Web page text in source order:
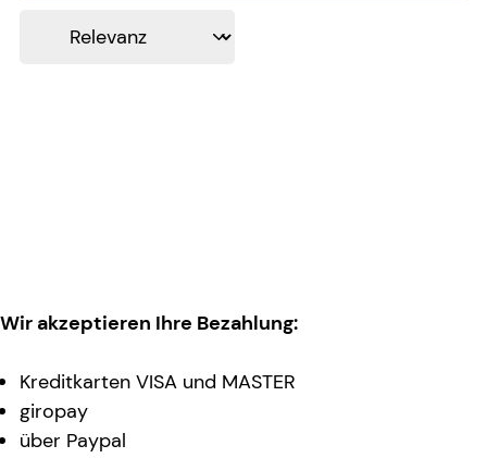
Wir akzeptieren Ihre Bezahlung:
Kreditkarten VISA und MASTER
giropay
über Paypal